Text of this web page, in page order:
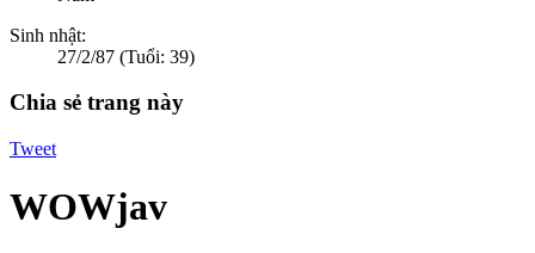
Sinh nhật:
27/2/87 (Tuổi: 39)
Chia sẻ trang này
Tweet
WOWjav